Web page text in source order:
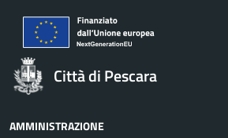
Città di Pescara
AMMINISTRAZIONE